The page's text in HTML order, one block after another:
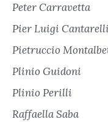
Peter Carravetta
Pier Luigi Cantarelli
Pietruccio
Plinio Guidoni
Plinio Perilli
Raffaella Saba